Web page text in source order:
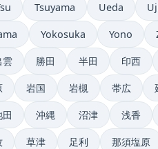
Tsuyama Ueda
Yokosuka Yono
雲 勝田 半田 印西
岩国 岩槻 帯広
沖縄 沼津 浅香
草津 足利 那須塩原